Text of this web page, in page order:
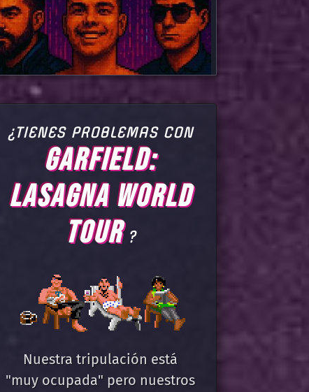
¿TIENES PROBLEMAS CON
GARFIELD:
LASAGNA WORLD
TOUR?
Nuestra tripulación está
"muy ocupada" pero nuestros